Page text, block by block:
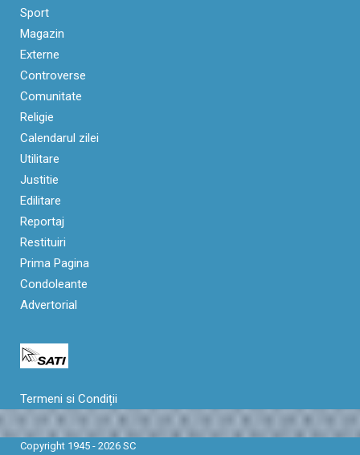
Sport
Magazin
Externe
Controverse
Comunitate
Religie
Calendarul zilei
Utilitare
Justitie
Edilitare
Reportaj
Restituiri
Prima Pagina
Condoleante
Advertorial
Termeni si Condiții
Copyright 1945 - 2026 SC